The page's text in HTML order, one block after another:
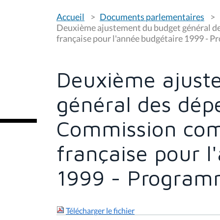
o
u
s
ê
:
Accueil
Documents parlementaires
Deuxième ajustement du budget général
française pour l'année budgétaire 1999 -
Deuxième
général des
Commission
française pour
1999 -
Télécharger le fichier